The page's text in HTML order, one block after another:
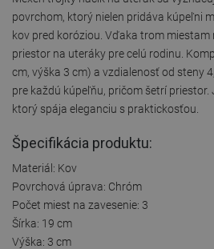
povrchom, ktorý nielen pridáva kúpeľni
kov pred koróziou. Vďaka trom miestam
priestor na uteráky pre celú rodinu.
cm, výška 3 cm) a vzdialenosť od steny
pre každú kúpeľňu, pričom šetrí
ktorý spája eleganciu s praktickosťou.
Špecifikácia produktu:
Materiál: Kov
Povrchová úprava: Chróm
Počet miest na zavesenie: 3
Šírka: 19 cm
Výška: 3 cm